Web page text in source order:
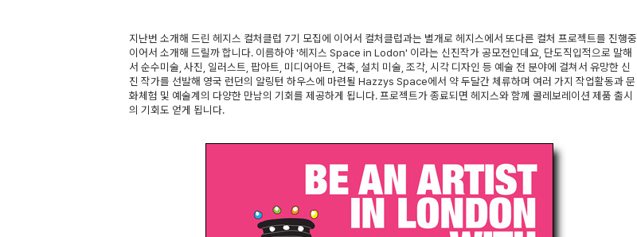
지난번 소개해 드린 헤지스 컬처클럽 7기 모집에 이어서 컬처클럽과는 별개로 헤지스에서 또다른 컬처 프로젝트를 진행중
이어서 소개해 드릴까 합니다. 이름하야 '헤지스 Space in Lodon' 이라는 신진작가 공모전인데요, 단도직입적으로 말해
서 순수미술, 사진, 일러스트, 팝아트, 미디어아트, 건축, 설치 미술, 조각, 시각 디자인 등 예술 전 분야에 걸쳐서 유망한 신
진 작가를 선발해 영국 런던의 알링턴 하우스에 마련될 Hazzys Space에서 약 두달간 체류하며 여러 가지 작업활동과 문
화체험 및 예술계의 다양한 만남의 기회를 제공하게 됩니다. 프로젝트가 종료되면 헤지스와 함께 콜레보레이션 제품 출시
의 기회도 얻게 됩니다.